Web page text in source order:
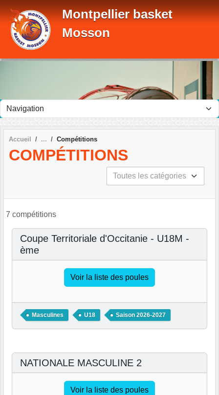
Montpellier basket
Mosson
Accueil Compétitions
COMPÉTITIONS
7 compétitions
Coupe Territoriale d'Occitanie - U18M -
ème
Voir la liste des poules
Masculines U18 Saison 2026-2027
NATIONALE MASCULINE 2
Voir la liste des poules